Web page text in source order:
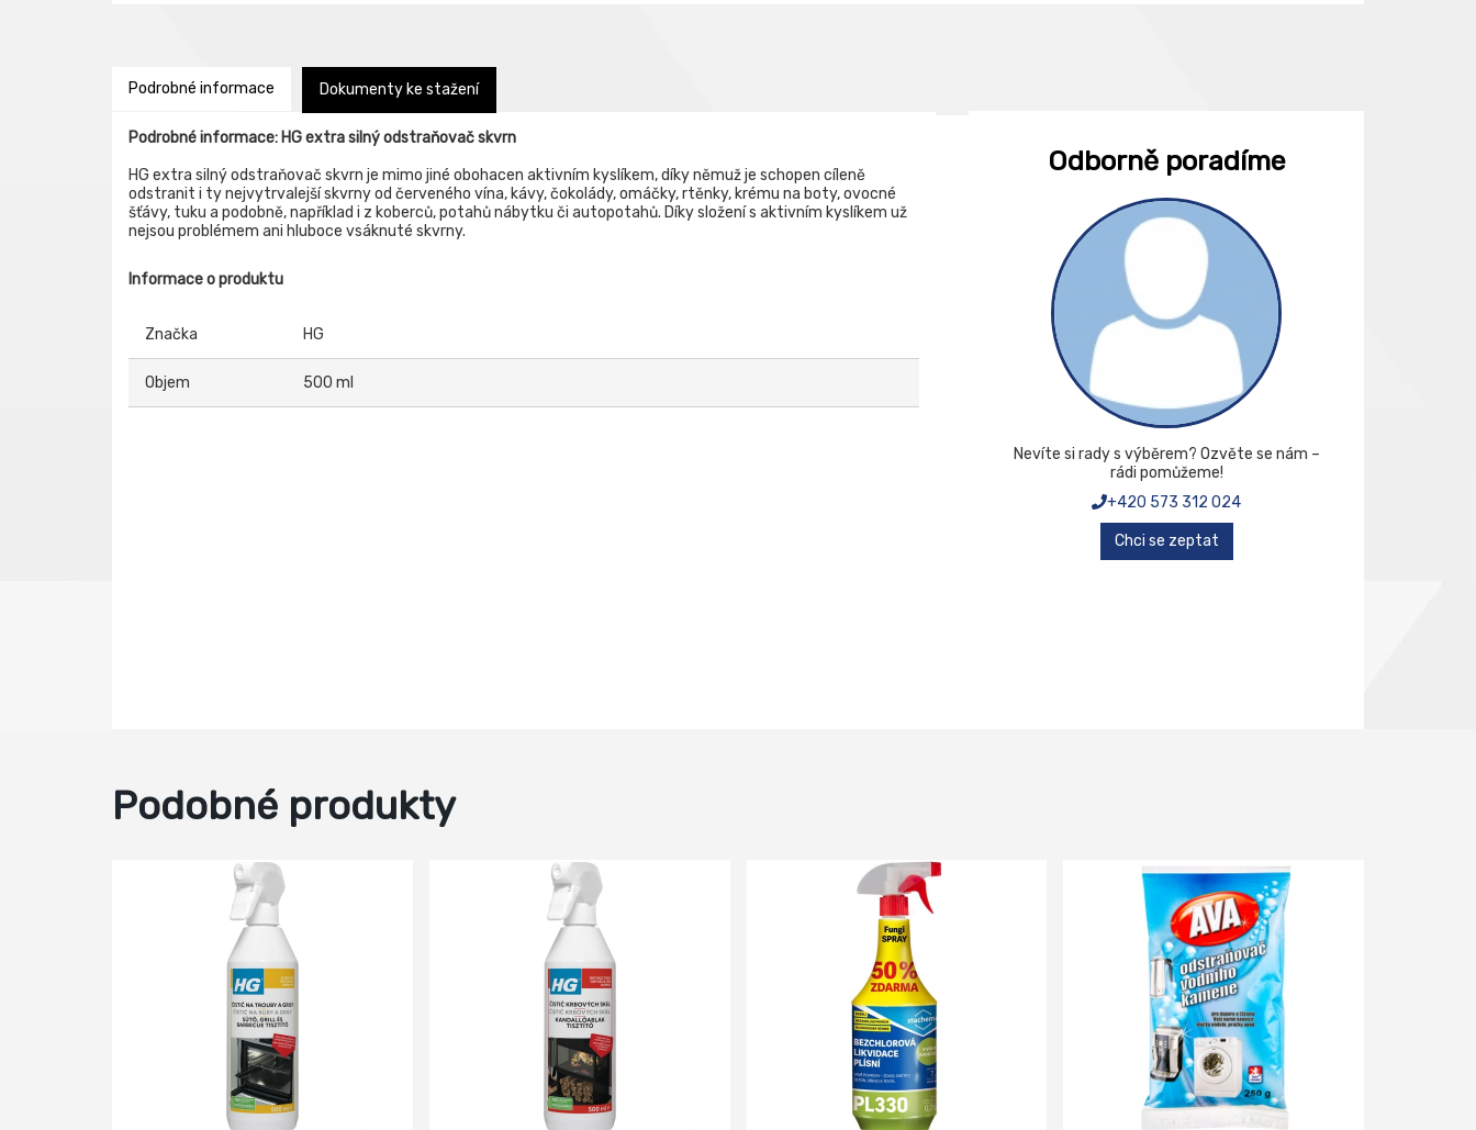
Podrobné informace Dokumenty ke stažení
Podrobné informace: HG extra silný odstraňovač skvrn
HG extra silný odstraňovač skvrn je mimo jiné obohacen aktivním kyslíkem, díky němuž je schopen cíleně
odstranit i ty nejvytrvalejší skvrny od červeného vína, kávy, čokolády, omáčky, rtěnky, krému na boty, ovocné
šťávy, tuku a podobně, například i z koberců, potahů nábytku či autopotahů. Díky složení s aktivním kyslíkem už
nejsou problémem ani hluboce vsáknuté skvrny.
Informace o produktu
Značka HG
Objem 500 ml
Odborně poradíme
Nevíte si rady s výběrem? Ozvěte se nám –
rádi pomůžeme!
+420 573 312 024
Chci se zeptat
Podobné produkty